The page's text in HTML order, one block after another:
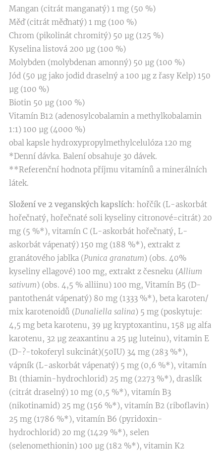
Mangan (citrát manganatý) 1 mg (50 %)
Měď (citrát měďnatý) 1 mg (100 %)
Chrom (pikolinát chromitý) 50 µg (125 %)
Kyselina listová 200 µg (100 %)
Molybden (molybdenan amonný) 50 µg (100 %)
Jód (50 µg jako jodid draselný a 100 µg z řasy Kelp) 150
µg (100 %)
Biotin 50 µg (100 %)
Vitamín B12 (adenosylcobalamin a methylkobalamin
1:1) 100 µg (4000 %)
obal kapsle hydroxypropylmethylcelulóza 120 mg
*Denní dávka. Balení obsahuje 30 dávek.
**Referenční hodnota příjmu vitamínů a minerálních
látek.
Složení ve 2 veganských kapslích: hořčík (L-askorbát
hořečnatý, hořečnaté soli kyseliny citronové=citrát) 20
mg (5 %*), vitamín C (L-askorbát hořečnatý, L-
askorbát vápenatý) 150 mg (188 %*), extrakt z
granátového jablka (Punica granatum) (obs. 40%
kyseliny ellagové) 100 mg, extrakt z česneku (Allium
sativum) (obs. 4,5 % alliinu) 100 mg, Vitamín B5 (D-
pantothenát vápenatý) 80 mg (1333 %*), beta karoten/
mix karotenoidů (Dunaliella salina) 5 mg (poskytuje:
4,5 mg beta karotenu, 39 µg kryptoxantinu, 158 µg alfa
karotenu, 32 µg zeaxantinu a 25 µg luteinu), vitamin E
(D-?-tokoferyl sukcinát)(50IU) 34 mg (283 %*),
vápník (L-askorbát vápenatý) 5 mg (0,6 %*), vitamín
B1 (thiamin-hydrochlorid) 25 mg (2273 %*), draslík
(citrát draselný) 10 mg (0,5 %*), vitamín B3
(nikotinamid) 25 mg (156 %*), vitamín B2 (riboflavin)
25 mg (1786 %*), vitamín B6 (pyridoxin-
hydrochlorid) 20 mg (1429 %*), selen
(selenomethionin) 100 µg (182 %*), vitamin K2